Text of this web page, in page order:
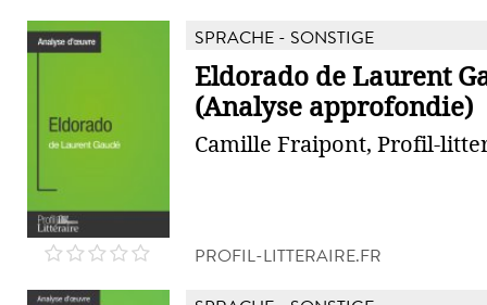
SPRACHE - SONSTIGE
Eldorado de Laurent
(Analyse approfondie)
Camille Fraipont, Profil-
PROFIL-LITTERAIRE.FR